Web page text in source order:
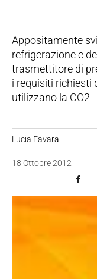
Appositamente
refrigerazione e
trasmettitore di
i requisiti richiesti
utilizzano la CO2
Lucia Favara
18 Ottobre 2012